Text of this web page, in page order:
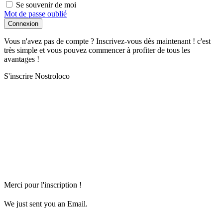
Se souvenir de moi
Mot de passe oublié
Connexion
Vous n'avez pas de compte ? Inscrivez-vous dès maintenant ! c'est
très simple et vous pouvez commencer à profiter de tous les
avantages !
S'inscrire Nostroloco
Merci pour l'inscription !
We just sent you an Email.